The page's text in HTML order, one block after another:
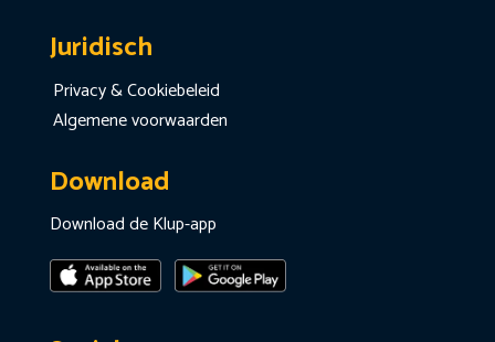
Juridisch
Privacy & Cookiebeleid
Algemene voorwaarden
Download
Download de Klup-app